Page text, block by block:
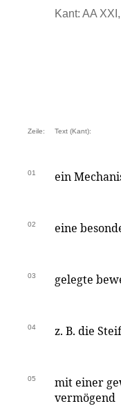
Kant: AA
Zeile: Text (Kant):
01 ein
02 eine
03 gelegte
04 z. B. die
05
mit einer
vermögend